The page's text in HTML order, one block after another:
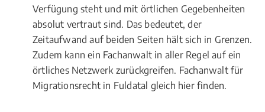
Verfügung steht und mit örtlichen Gegebenheiten
absolut vertraut sind. Das bedeutet, der
Zeitaufwand auf beiden Seiten hält sich in Grenzen.
Zudem kann ein Fachanwalt in aller Regel auf ein
örtliches Netzwerk zurückgreifen. Fachanwalt für
Migrationsrecht in Fuldatal gleich hier finden.